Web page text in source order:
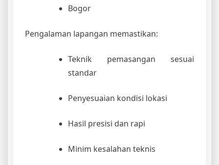
Bogor
Pengalaman lapangan memastikan:
Teknik pemasangan sesuai
standar
Penyesuaian kondisi lokasi
Hasil presisi dan rapi
Minim kesalahan teknis